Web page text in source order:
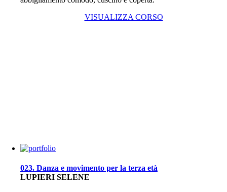
VISUALIZZA CORSO
023. Danza e movimento per la terza età
LUPIERI SELENE